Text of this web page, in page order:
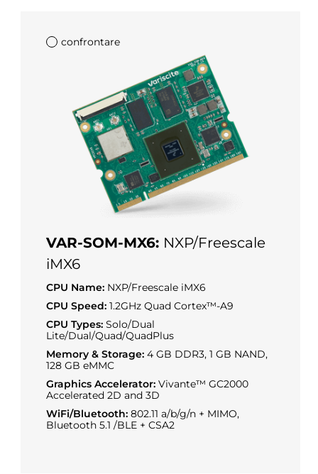
confrontare
VAR-SOM-MX6: NXP/Freescale
iMX6
CPU Name: NXP/Freescale iMX6
CPU Speed: 1.2GHz Quad Cortex™-A9
CPU Types: Solo/Dual
Lite/Dual/Quad/QuadPlus
Memory & Storage: 4 GB DDR3, 1 GB NAND,
128 GB eMMC
Graphics Accelerator: Vivante™ GC2000
Accelerated 2D and 3D
WiFi/Bluetooth: 802.11 a/b/g/n + MIMO,
Bluetooth 5.1 /BLE + CSA2